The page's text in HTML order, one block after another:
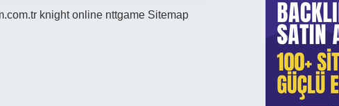
knight online nttgame Sitemap